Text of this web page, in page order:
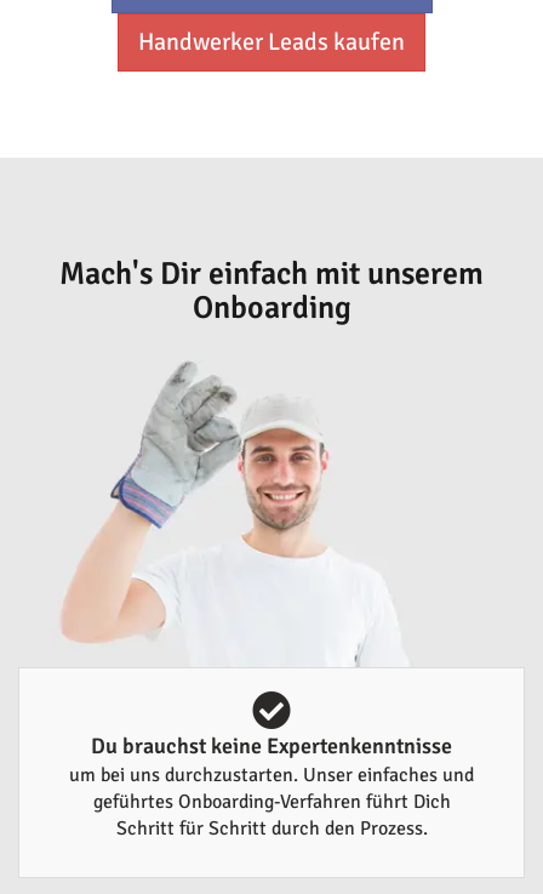
Handwerker Leads kaufen
Mach's Dir einfach mit unserem
Onboarding
Du brauchst keine Expertenkenntnisse
um bei uns durchzustarten. Unser einfaches und
geführtes Onboarding-Verfahren führt Dich
Schritt für Schritt durch den Prozess.